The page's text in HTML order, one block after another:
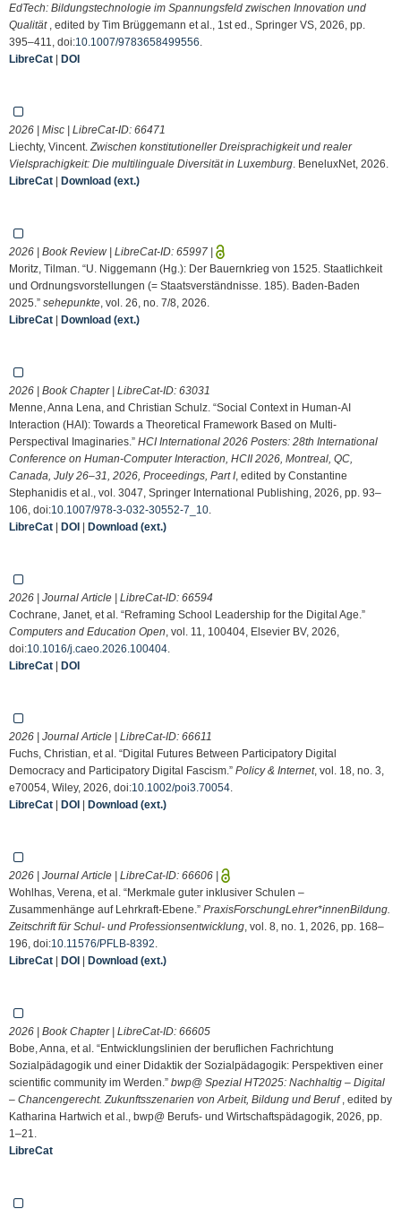
EdTech: Bildungstechnologie im Spannungsfeld zwischen Innovation und
Qualität , edited by Tim Brüggemann et al., 1st ed., Springer VS, 2026, pp.
395–411, doi:10.1007/9783658499556
LibreCat | DOI
2026 | Misc | LibreCat-ID: 66471
Liechty, Vincent. Zwischen konstitutioneller Dreisprachigkeit und realer
Vielsprachigkeit: Die multilinguale Diversität in Luxemburg . BeneluxNet, 2026.
LibreCat | Download (ext.)
2026 | Book Review | LibreCat-ID: 65997 |
Moritz, Tilman. “U. Niggemann (Hg.): Der Bauernkrieg von 1525. Staatlichkeit
und Ordnungsvorstellungen (= Staatsverständnisse. 185). Baden-Baden
2025.” sehepunkte , vol. 26, no. 7/8, 2026.
LibreCat | Download (ext.)
2026 | Book Chapter | LibreCat-ID: 63031
Menne, Anna Lena, and Christian Schulz. “Social Context in Human-AI
Interaction (HAI): Towards a Theoretical Framework Based on Multi-
Perspectival Imaginaries.” HCI International 2026 Posters: 28th International
Conference on Human-Computer Interaction, HCII 2026, Montreal, QC,
Canada, July 26–31, 2026, Proceedings, Part I , edited by Constantine
Stephanidis et al., vol. 3047, Springer International Publishing, 2026, pp. 93–
106, doi:10.1007/978-3-032-30552-7_10
LibreCat | DOI | Download (ext.)
2026 | Journal Article | LibreCat-ID: 66594
Cochrane, Janet, et al. “Reframing School Leadership for the Digital Age.”
Computers and Education Open , vol. 11, 100404, Elsevier BV, 2026,
doi:10.1016/j.caeo.2026.100404
LibreCat | DOI
2026 | Journal Article | LibreCat-ID: 66611
Fuchs, Christian, et al. “Digital Futures Between Participatory Digital
Democracy and Participatory Digital Fascism.” Policy & Internet, vol. 18, no. 3,
e70054, Wiley, 2026, doi:10.1002/poi3.70054
LibreCat | DOI | Download (ext.)
2026 | Journal Article | LibreCat-ID: 66606 |
Wohlhas, Verena, et al. “Merkmale guter inklusiver Schulen –
Zusammenhänge auf Lehrkraft-Ebene.” PraxisForschungLehrer*innenBildung.
Zeitschrift für Schul- und Professionsentwicklung , vol. 8, no. 1, 2026, pp. 168–
196, doi:10.11576/PFLB-8392
LibreCat | DOI | Download (ext.)
2026 | Book Chapter | LibreCat-ID: 66605
Bobe, Anna, et al. “Entwicklungslinien der beruflichen Fachrichtung
Sozialpädagogik und einer Didaktik der Sozialpädagogik: Perspektiven einer
scientific community im Werden.” bwp@ Spezial HT2025: Nachhaltig – Digital
– Chancen­gerecht. Zukunftsszenarien von Arbeit, Bildung und Beruf , edited by
Katharina Hartwich et al., bwp@ Berufs- und Wirtschaftspädagogik, 2026, pp.
1–21.
LibreCat